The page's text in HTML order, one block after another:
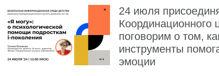
24 июля
Координационного
поговорим о том,
инструменты
эмоции